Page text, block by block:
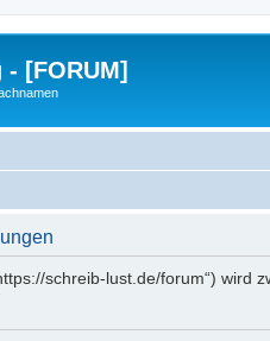
[FORUM]
schreib-lust.de/forum“)